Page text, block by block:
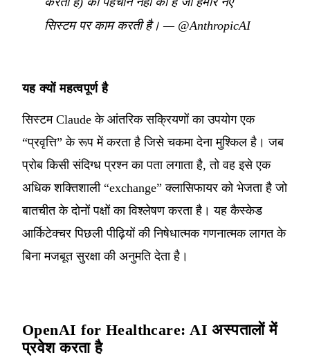
सिस्टम पर काम करती है। — @AnthropicAI
यह क्यों महत्वपूर्ण है
सिस्टम Claude के आंतरिक सक्रियणों का उपयोग एक
“प्रवृत्ति” के रूप में करता है जिसे चकमा देना मुश्किल है। जब
प्रोब किसी संदिग्ध प्रश्न का पता लगाता है, तो वह इसे एक
अधिक शक्तिशाली “exchange” क्लासिफायर को भेजता है जो
बातचीत के दोनों पक्षों का विश्लेषण करता है। यह कैस्केड
आर्किटेक्चर पिछली पीढ़ियों की निषेधात्मक गणनात्मक लागत के
बिना मजबूत सुरक्षा की अनुमति देता है।
OpenAI for Healthcare: AI अस्पतालों में
प्रवेश करता है